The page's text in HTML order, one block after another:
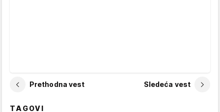
Prethodna vest Sledeća vest
TAGOVI